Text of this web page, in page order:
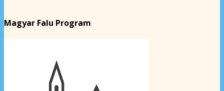
Magyar Falu Program